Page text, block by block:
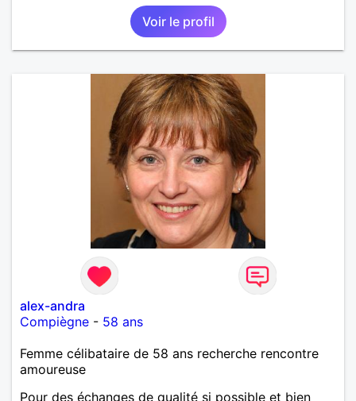
Voir le profil
alex-andra
Compiègne - 58 ans
Femme célibataire de 58 ans recherche rencontre
amoureuse
Pour des échanges de qualité si possible et bien